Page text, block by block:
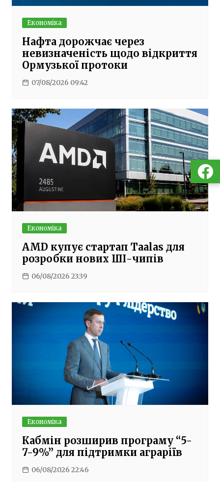
Економіка
Нафта дорожчає через
невизначеність щодо відкриття
Ормузької протоки
07/08/2026 09:42
Економіка
AMD купує стартап Taalas для
розробки нових ШІ-чипів
06/08/2026 23:39
Економіка
Кабмін розширив програму “5-
7-9%” для підтримки аграріїв
06/08/2026 22:46